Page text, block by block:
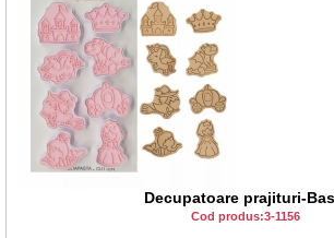
Decupatoare prajituri-
Cod produs:3-1156